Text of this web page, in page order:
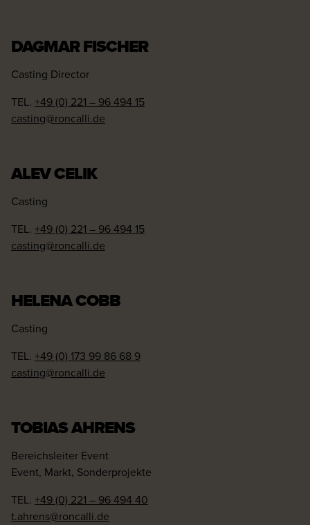
DAGMAR FISCHER
Casting Director
TEL. +49 (0) 221 – 96 494 15
casting@roncalli.de
ALEV CELIK
Casting
TEL. +49 (0) 221 – 96 494 15
casting@roncalli.de
HELENA COBB
Casting
TEL. +49 (0) 173 99 86 68 9
casting@roncalli.de
TOBIAS AHRENS
Bereichsleiter Event
Event, Markt, Sonderprojekte
TEL. +49 (0) 221 – 96 494 40
t.ahrens@roncalli.de